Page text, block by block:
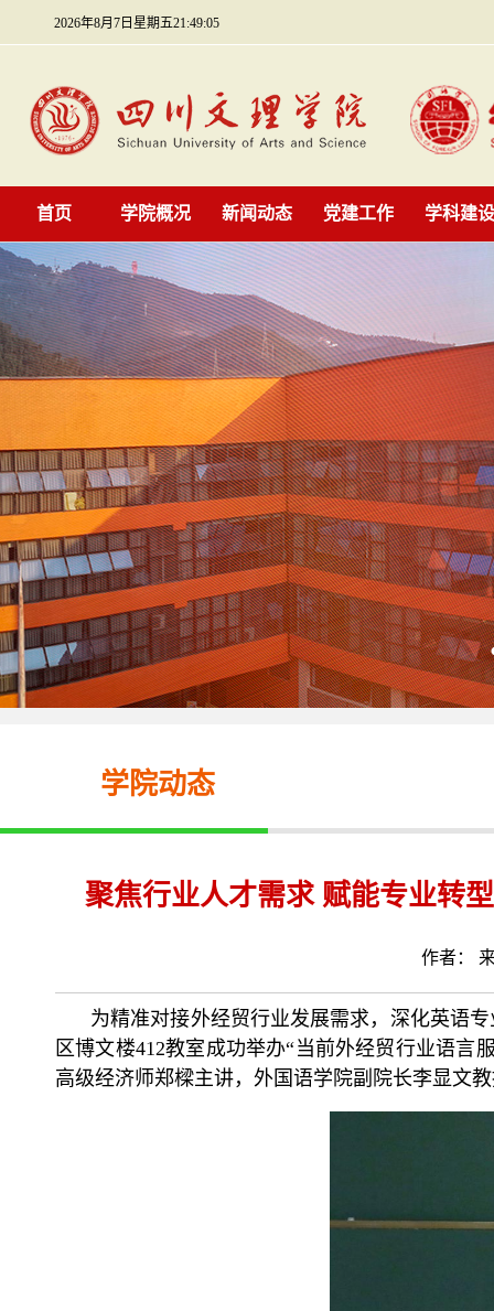
2026年8月7日星期五21:49:06
首页 学院概况 新闻动态 党建工作 学科建设
学院动态
聚焦行业人才需求 赋能专业转
作者：
为精准对接外经贸行业发展需求，深化英语
区博文楼412教室成功举办“当前外经贸行业语
高级经济师郑樑主讲，外国语学院副院长李显文